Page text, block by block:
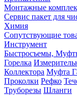
Монтажные
Сервис пакет для
Химия
Сопутствующие
Инструмент
Быстросъемы,
Горелка
Коллектора Муфта
Проколки Рефко
Труборезы Шланги